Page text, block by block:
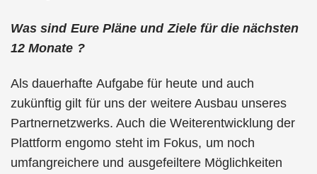
Was sind Eure Pläne und Ziele für die nächsten
12 Monate ?
Als dauerhafte Aufgabe für heute und auch
zukünftig gilt für uns der weitere Ausbau unseres
Partnernetzwerks. Auch die Weiterentwicklung der
Plattform engomo steht im Fokus, um noch
umfangreichere und ausgefeiltere Möglichkeiten